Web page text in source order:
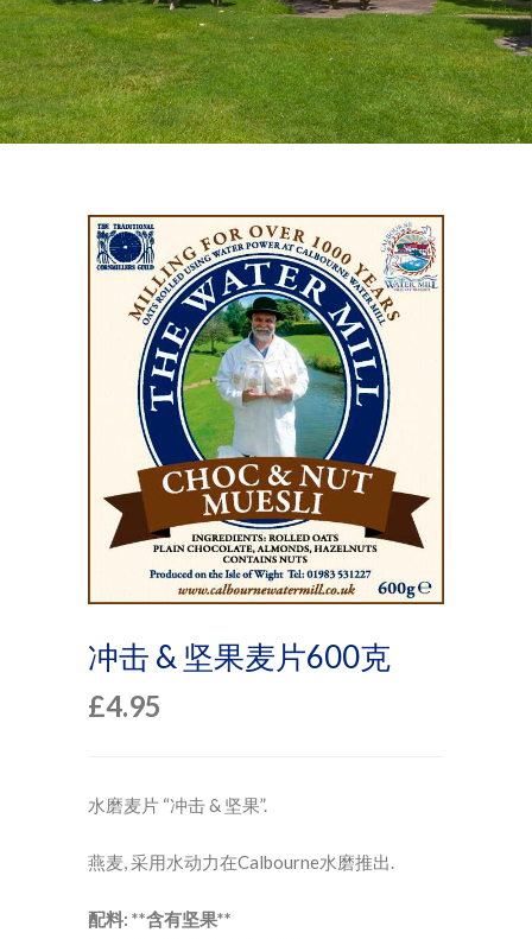
冲击 & 坚果麦片600克
£4.95
水磨麦片 “冲击 & 坚果”.
燕麦, 采用水动力在Calbourne水磨推出.
配料: **含有坚果**